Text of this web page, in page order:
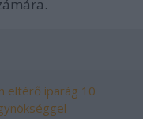
eltérő iparág 10